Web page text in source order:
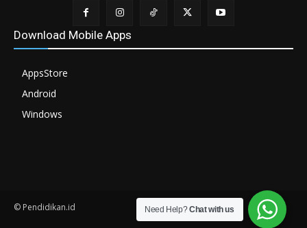
Download Mobile Apps
AppsStore
Android
Windows
© Pendidikan.id Need Help?Chat with us